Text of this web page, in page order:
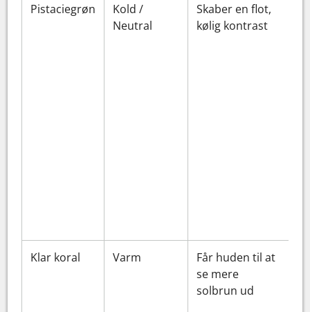
Pistaciegrøn
Kold /
Neutral
Skaber en flot,
kølig kontrast
Klar koral Varm
Får huden til at
se mere
solbrun ud